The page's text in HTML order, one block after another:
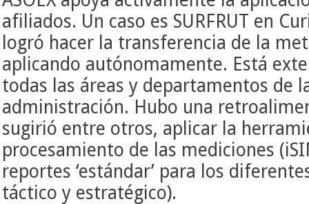
afiliados. Un caso es SURFRUT en
logró hacer la transferencia de la
aplicando autónomamente. Está
todas las áreas y departamentos de
administración. Hubo una
sugirió entre otros, aplicar la
procesamiento de las mediciones
reportes ‘estándar’ para los
táctico y estratégico).